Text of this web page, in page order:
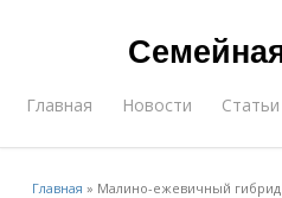
Главная Новости Статьи
Главная » Малино-ежевичный гибрид